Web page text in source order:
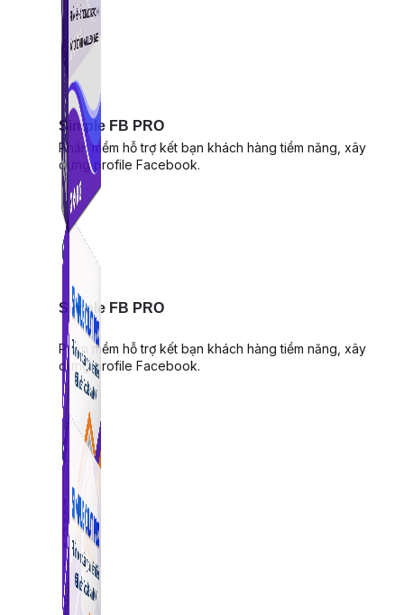
Simple FB PRO
Phần mềm hỗ trợ kết bạn khách hàng tiềm năng, xây
dựng profile Facebook.
Simple FB PRO
Phần mềm hỗ trợ kết bạn khách hàng tiềm năng, xây
dựng profile Facebook.